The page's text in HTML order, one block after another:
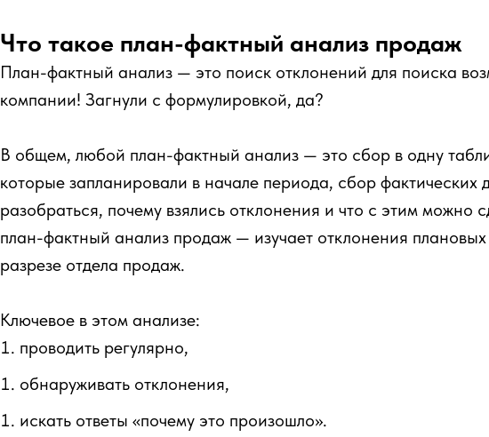
Что такое план-фактный анализ продаж
План-фактный анализ — это поиск отклонений для поиска
компании! Загнули с формулировкой, да?
В общем, любой план-фактный анализ — это сбор в одну
которые запланировали в начале периода, сбор фактических
разобраться, почему взялись отклонения и что с этим можно
план-фактный анализ продаж — изучает отклонения
разрезе отдела продаж.
Ключевое в этом анализе:
проводить регулярно,
обнаруживать отклонения,
искать ответы «почему это произошло».